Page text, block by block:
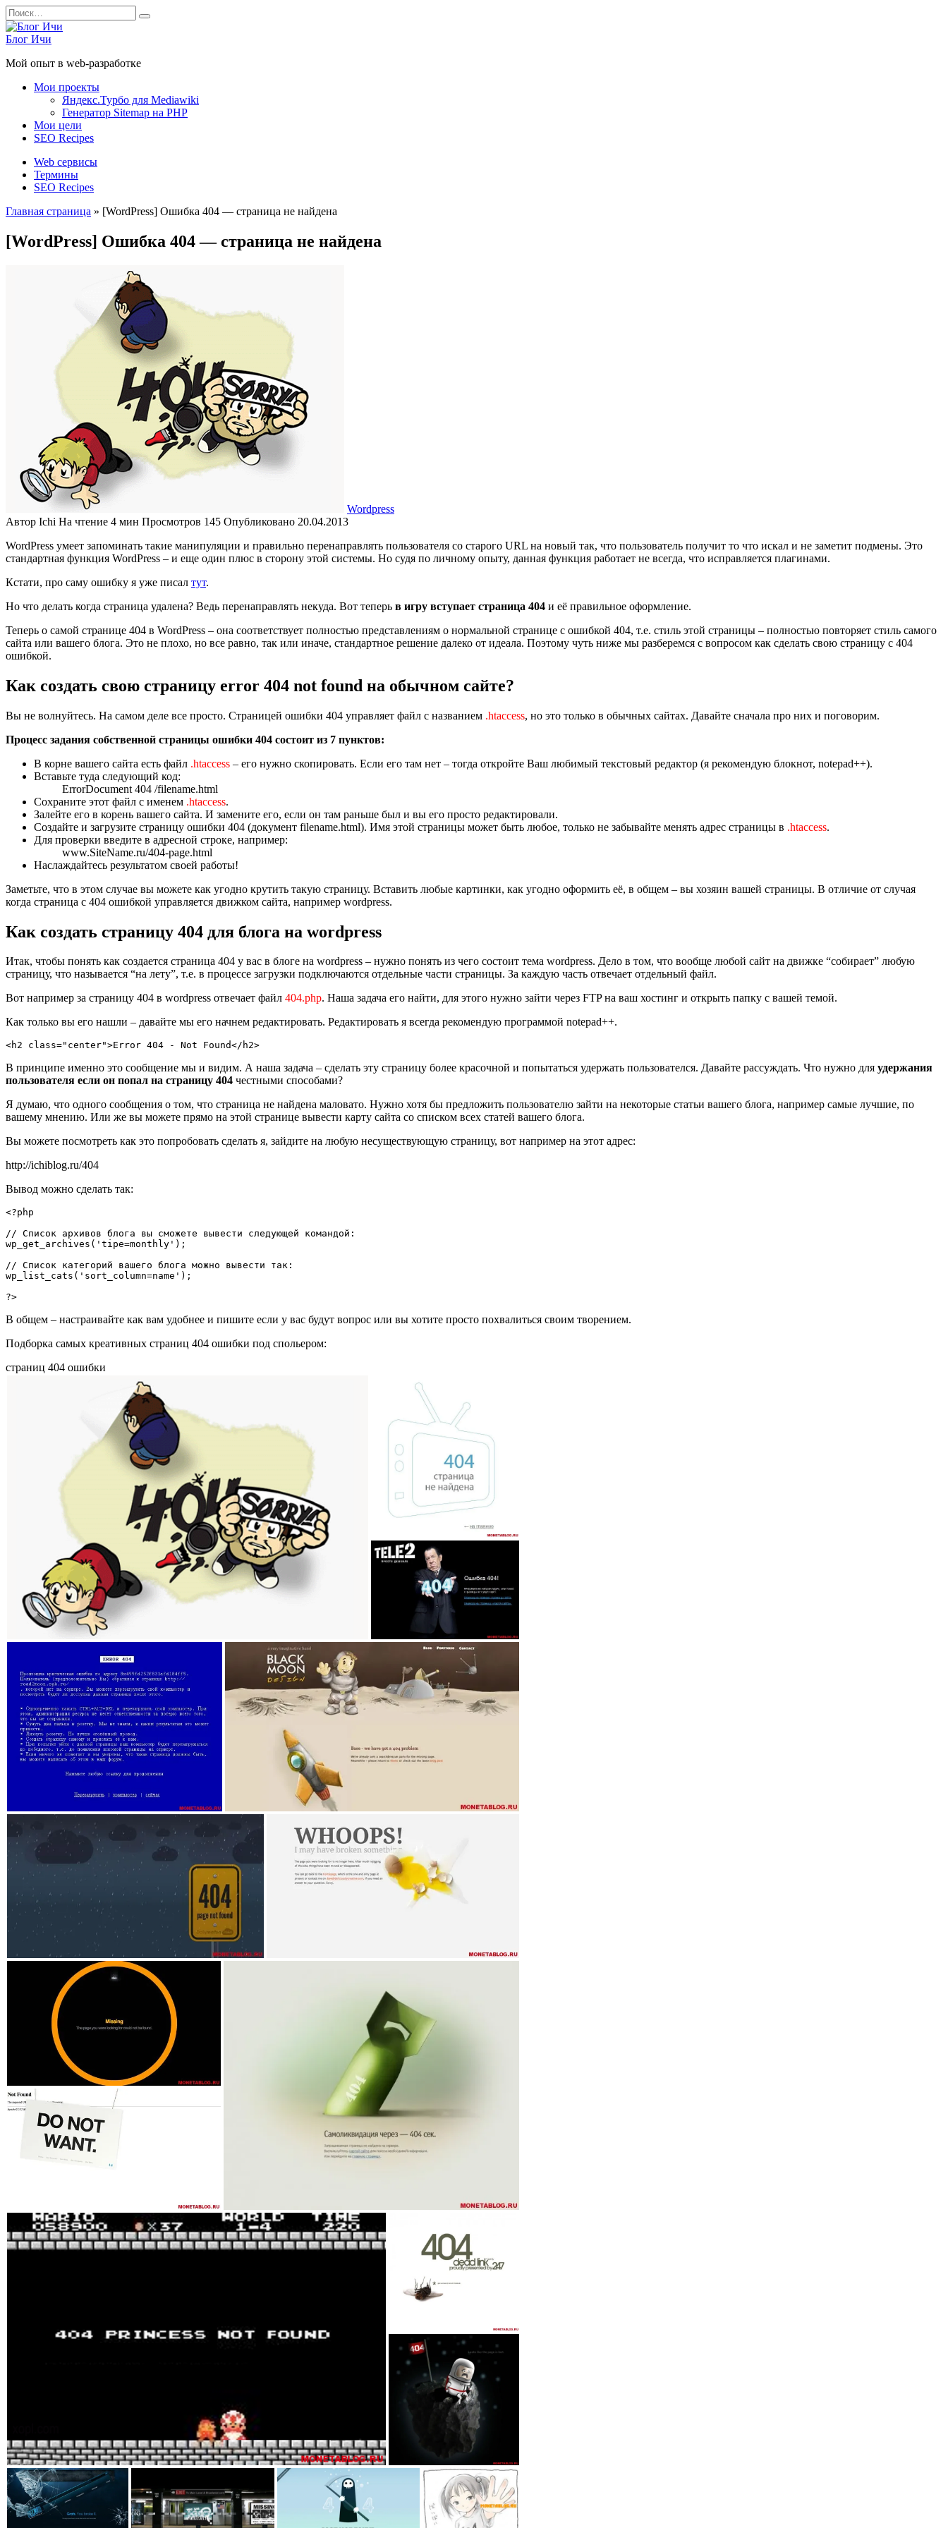
Перейти
к
содержанию
Search
for:
Блог Ичи
Мой опыт в web-разработке
Мои проекты
Яндекс.Турбо для Mediawiki
Генератор Sitemap на PHP
Мои цели
SEO Recipes
Web сервисы
Термины
SEO Recipes
Главная страница » [WordPress] Ошибка 404 — страница не найдена
[WordPress] Ошибка 404 — страница не найдена
Wordpress
Автор Ichi На чтение 4 мин Просмотров 145 Опубликовано 20.04.2013
WordPress умеет запоминать такие манипуляции и правильно перенаправлять пользователя со старого URL на новый так, что пользователь получит то что искал и не заметит подмены. Это
стандартная функция WordPress – и еще один плюс в сторону этой системы. Но судя по личному опыту, данная функция работает не всегда, что исправляется плагинами.
Кстати, про саму ошибку я уже писал тут.
Но что делать когда страница удалена? Ведь перенаправлять некуда. Вот теперь в игру вступает страница 404 и её правильное оформление.
Теперь о самой странице 404 в WordPress – она соответствует полностью представлениям о нормальной странице с ошибкой 404, т.е. стиль этой страницы – полностью повторяет стиль самого
сайта или вашего блога. Это не плохо, но все равно, так или иначе, стандартное решение далеко от идеала. Поэтому чуть ниже мы разберемся с вопросом как сделать свою страницу с 404
ошибкой.
Как создать свою страницу error 404 not found на обычном сайте?
Вы не волнуйтесь. На самом деле все просто. Страницей ошибки 404 управляет файл с названием .htaccess, но это только в обычных сайтах. Давайте сначала про них и поговорим.
Процесс задания собственной страницы ошибки 404 состоит из 7 пунктов:
В корне вашего сайта есть файл .htaccess – его нужно скопировать. Если его там нет – тогда откройте Ваш любимый текстовый редактор (я рекомендую блокнот, notepad++).
Вставьте туда следующий код:
ErrorDocument 404 /filename.html
Сохраните этот файл с именем .htaccess.
Залейте его в корень вашего сайта. И замените его, если он там раньше был и вы его просто редактировали.
Создайте и загрузите страницу ошибки 404 (документ filename.html). Имя этой страницы может быть любое, только не забывайте менять адрес страницы в .htaccess.
Для проверки введите в адресной строке, например:
www.SiteName.ru/404-page.html
Наслаждайтесь результатом своей работы!
Заметьте, что в этом случае вы можете как угодно крутить такую страницу. Вставить любые картинки, как угодно оформить её, в общем – вы хозяин вашей страницы. В отличие от случая
когда страница с 404 ошибкой управляется движком сайта, например wordpress.
Как создать страницу 404 для блога на wordpress
Итак, чтобы понять как создается страница 404 у вас в блоге на wordpress – нужно понять из чего состоит тема wordpress. Дело в том, что вообще любой сайт на движке “собирает” любую
страницу, что называется “на лету”, т.е. в процессе загрузки подключаются отдельные части страницы. За каждую часть отвечает отдельный файл.
Вот например за страницу 404 в wordpress отвечает файл 404.php. Наша задача его найти, для этого нужно зайти через FTP на ваш хостинг и открыть папку с вашей темой.
Как только вы его нашли – давайте мы его начнем редактировать. Редактировать я всегда рекомендую программой notepad++.
<h2 class="center">Error 404 - Not Found</h2>
В принципе именно это сообщение мы и видим. А наша задача – сделать эту страницу более красочной и попытаться удержать пользователся. Давайте рассуждать. Что нужно для удержания
пользователя если он попал на страницу 404 честными способами?
Я думаю, что одного сообщения о том, что страница не найдена маловато. Нужно хотя бы предложить пользователю зайти на некоторые статьи вашего блога, например самые лучшие, по
вашему мнению. Или же вы можете прямо на этой странице вывести карту сайта со списком всех статей вашего блога.
Вы можете посмотреть как это попробовать сделать я, зайдите на любую несуществующую страницу, вот например на этот адрес:
http://ichiblog.ru/404
Вывод можно сделать так:
<?php
// Список архивов блога вы сможете вывести следующей командой:
wp_get_archives('tipe=monthly');
// Список категорий вашего блога можно вывести так:
wp_list_cats('sort_column=name');
?>
В общем – настраивайте как вам удобнее и пишите если у вас будут вопрос или вы хотите просто похвалиться своим творением.
Подборка самых креативных страниц 404 ошибки под спольером:
страниц 404 ошибки